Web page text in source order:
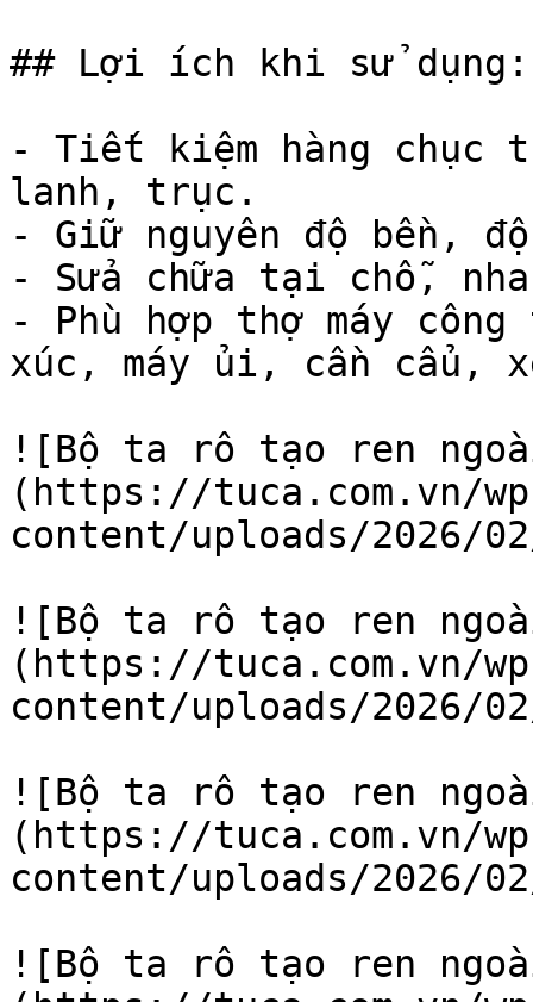
## Lợi ích khi sử dụng:
- Tiết kiệm hàng
lanh, trục.
- Giữ nguyên độ bền,
- Sửa chữa tại chỗ,
- Phù hợp thợ máy
xúc, máy ủi, cần cẩu,
![Bộ ta rô tạo ren
(https://tuca.com.vn/
content/uploads/2026/
![Bộ ta rô tạo ren
(https://tuca.com.vn/
content/uploads/2026/
![Bộ ta rô tạo ren
(https://tuca.com.vn/
content/uploads/2026/
![Bộ ta rô tạo ren